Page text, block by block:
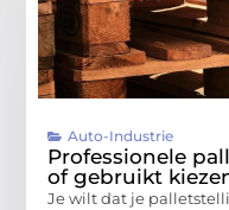
Auto-Industrie
Professionele
of gebruikt
Je wilt dat je